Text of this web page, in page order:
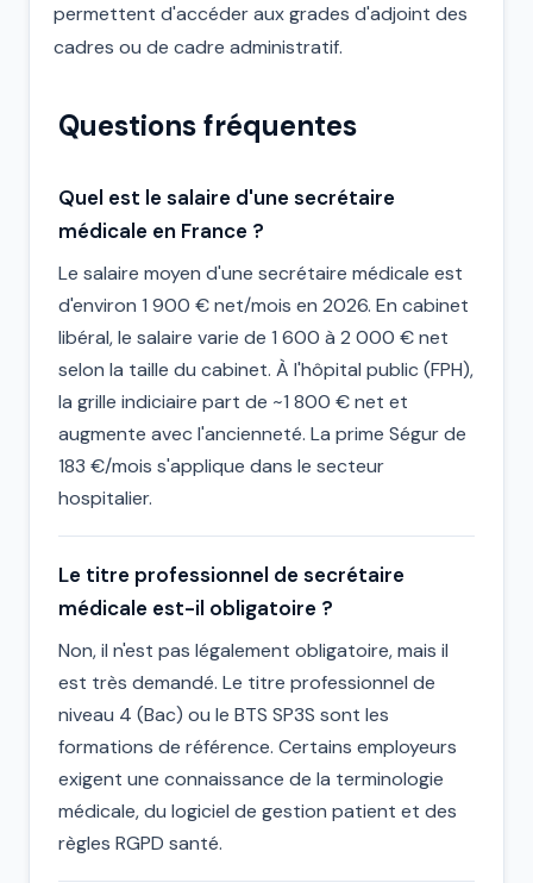
permettent d'accéder aux grades d'adjoint des
cadres ou de cadre administratif.
Questions fréquentes
Quel est le salaire d'une secrétaire
médicale en France ?
Le salaire moyen d'une secrétaire médicale est
d'environ 1 900 € net/mois en 2026. En cabinet
libéral, le salaire varie de 1 600 à 2 000 € net
selon la taille du cabinet. À l'hôpital public (FPH),
la grille indiciaire part de ~1 800 € net et
augmente avec l'ancienneté. La prime Ségur de
183 €/mois s'applique dans le secteur
hospitalier.
Le titre professionnel de secrétaire
médicale est-il obligatoire ?
Non, il n'est pas légalement obligatoire, mais il
est très demandé. Le titre professionnel de
niveau 4 (Bac) ou le BTS SP3S sont les
formations de référence. Certains employeurs
exigent une connaissance de la terminologie
médicale, du logiciel de gestion patient et des
règles RGPD santé.